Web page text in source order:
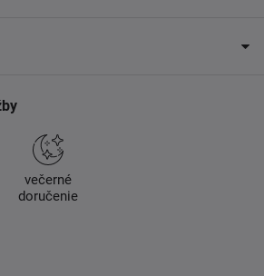
večerné
doručenie